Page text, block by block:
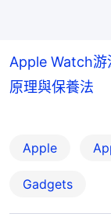
Apple Watch游
原理與保養法
Apple
Gadgets